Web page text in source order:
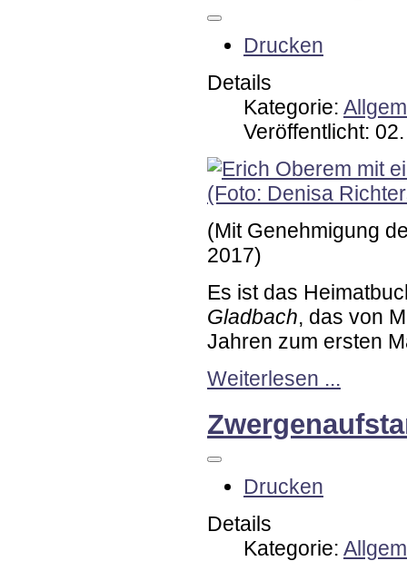
Drucken
Details
Kategorie:
Veröffentlicht:
(Mit Genehmigung
2017)
Es ist das
Gladbach, das von
Jahren zum ersten
Weiterlesen ...
Drucken
Details
Kategorie: